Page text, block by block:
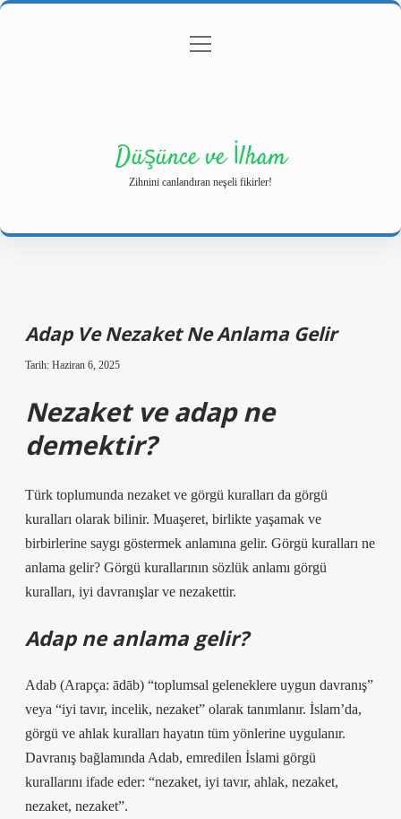
Gizlilik Politikası
menüyü
Düşünce ve İlham
Zihnini canlandıran neşeli fikirler!
Adap Ve Nezaket Ne Anlama Gelir
Tarih: Haziran 6, 2025
Nezaket ve adap ne
demektir?
Türk toplumunda nezaket ve görgü kuralları da görgü
kuralları olarak bilinir. Muaşeret, birlikte yaşamak ve
birbirlerine saygı göstermek anlamına gelir. Görgü kuralları ne
anlama gelir? Görgü kurallarının sözlük anlamı görgü
kuralları, iyi davranışlar ve nezakettir.
Adap ne anlama gelir?
Adab (Arapça: ādāb) “toplumsal geleneklere uygun davranış”
veya “iyi tavır, incelik, nezaket” olarak tanımlanır. İslam’da,
görgü ve ahlak kuralları hayatın tüm yönlerine uygulanır.
Davranış bağlamında Adab, emredilen İslami görgü
kurallarını ifade eder: “nezaket, iyi tavır, ahlak, nezaket,
nezaket, nezaket”.